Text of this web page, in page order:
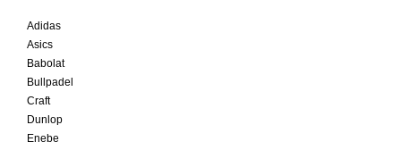
Adidas
Asics
Babolat
Bullpadel
Craft
Dunlop
Enebe